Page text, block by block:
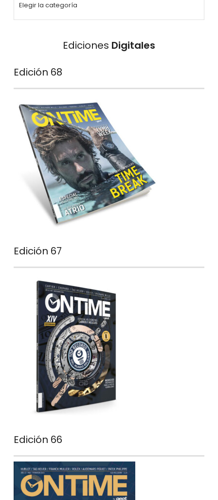
Ediciones Digitales
Edición 68
Edición 67
Edición 66